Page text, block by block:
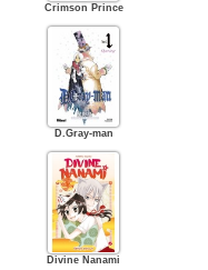
Crimson Prince
D.Gray-man
Divine Nanami